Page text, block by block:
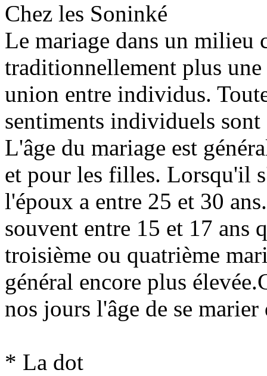
Chez les Soninké
Le mariage dans un milieu
traditionnellement plus
union entre individus.
sentiments individuels
L'âge du mariage est
et pour les filles. Lorsqu'il
l'époux a entre 25 et 30
souvent entre 15 et 17 ans
troisième ou quatrième
général encore plus
nos jours l'âge de se
* La dot